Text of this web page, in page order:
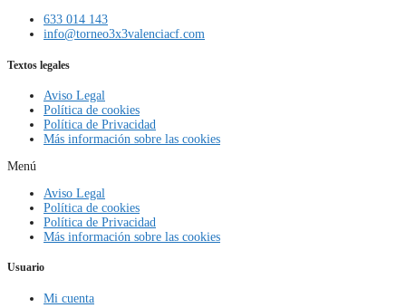
633 014 143
info@torneo3x3valenciacf.com
Textos legales
Aviso Legal
Política de cookies
Política de Privacidad
Más información sobre las cookies
Menú
Aviso Legal
Política de cookies
Política de Privacidad
Más información sobre las cookies
Usuario
Mi cuenta